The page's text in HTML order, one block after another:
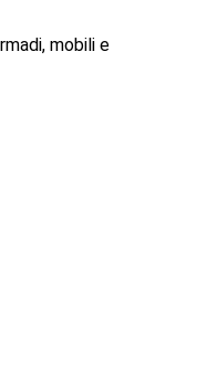
mobili e